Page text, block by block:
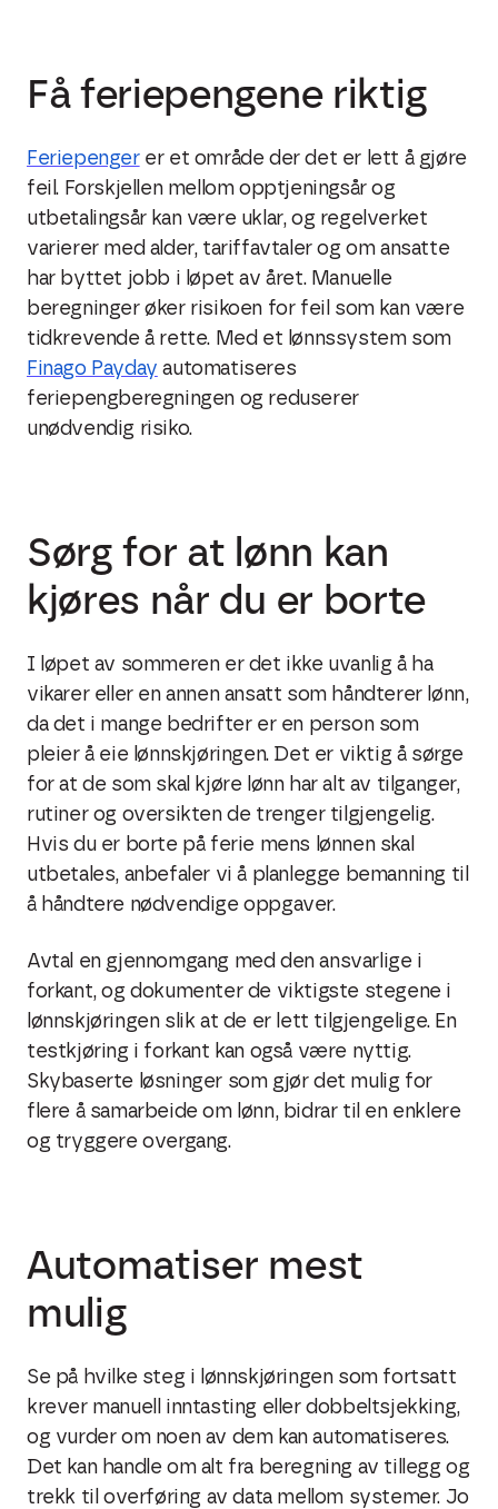
Få feriepengene riktig
Feriepengerer et område der det er lett å gjøre
feil. Forskjellen mellom opptjeningsår og
utbetalingsår kan være uklar, og regelverket
varierer med alder, tariffavtaler og om ansatte
har byttet jobb i løpet av året. Manuelle
beregninger øker risikoen for feil som kan være
tidkrevende å rette. Med et lønnssystem som
Finago Payday automatiseres
feriepengberegningen og reduserer
unødvendig risiko.
Sørg for at lønn kan
kjøres når du er borte
I løpet av sommeren er det ikke uvanlig å ha
vikarer eller en annen ansatt som håndterer lønn,
da det i mange bedrifter er en person som
pleier å eie lønnskjøringen. Det er viktig å sørge
for at de som skal kjøre lønn har alt av tilganger,
rutiner og oversikten de trenger tilgjengelig.
Hvis du er borte på ferie mens lønnen skal
utbetales, anbefaler vi å planlegge bemanning til
å håndtere nødvendige oppgaver.
Avtal en gjennomgang med den ansvarlige i
forkant, og dokumenter de viktigste stegene i
lønnskjøringen slik at de er lett tilgjengelige. En
testkjøring i forkant kan også være nyttig.
Skybaserte løsninger som gjør det mulig for
flere å samarbeide om lønn, bidrar til en enklere
og tryggere overgang.
Automatiser mest
mulig
Se på hvilke steg i lønnskjøringen som fortsatt
krever manuell inntasting eller dobbeltsjekking,
og vurder om noen av dem kan automatiseres.
Det kan handle om alt fra beregning av tillegg og
trekk til overføring av data mellom systemer. Jo